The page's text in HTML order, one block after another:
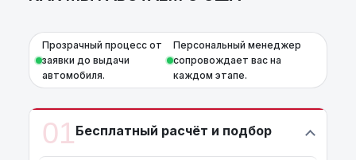
Прозрачный процесс от
заявки до выдачи
автомобиля.
Персональный менеджер
сопровождает вас на
каждом этапе.
01Бесплатный расчёт и подбор